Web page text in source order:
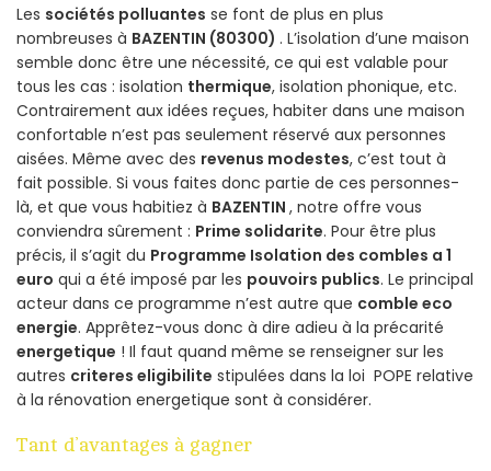
Les sociétés polluantes se font de plus en plus
nombreuses à BAZENTIN (80300) . L’isolation d’une maison
semble donc être une nécessité, ce qui est valable pour
tous les cas : isolation thermique, isolation phonique, etc.
Contrairement aux idées reçues, habiter dans une maison
confortable n’est pas seulement réservé aux personnes
aisées. Même avec des revenus modestes, c’est tout à
fait possible. Si vous faites donc partie de ces personnes-
là, et que vous habitiez à BAZENTIN , notre offre vous
conviendra sûrement : Prime solidarite. Pour être plus
précis, il s’agit du Programme Isolation des combles a 1
euro qui a été imposé par les pouvoirs publics. Le principal
acteur dans ce programme n’est autre que comble eco
energie. Apprêtez-vous donc à dire adieu à la précarité
energetique ! Il faut quand même se renseigner sur les
autres criteres eligibilite stipulées dans la loi POPE relative
à la rénovation energetique sont à considérer.
Tant d’avantages à gagner